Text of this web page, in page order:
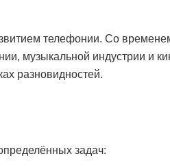
телефонии. Со
музыкальной индустрии и
разновидностей.
задач: